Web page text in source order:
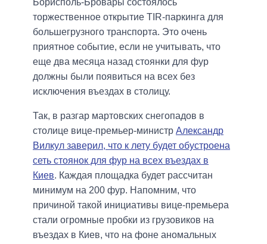
Борисполь-Бровары состоялось
торжественное открытие TIR-паркинга для
большегрузного транспорта. Это очень
приятное событие, если не учитывать, что
еще два месяца назад стоянки для фур
должны были появиться на всех без
исключения въездах в столицу.
Так, в разгар мартовских снегопадов в
столице вице-премьер-министр Александр
Вилкул заверил, что к лету будет обустроена
сеть стоянок для фур на всех въездах в
Киев. Каждая площадка будет рассчитан
минимум на 200 фур. Напомним, что
причиной такой инициативы вице-премьера
стали огромные пробки из грузовиков на
въездах в Киев, что на фоне аномальных